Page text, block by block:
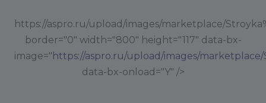
https://aspro.ru/upload/images/marketplace/
border="0" width="800" height="117" data-bx-
image=" https://aspro.ru/upload/images/
data-bx-onload="Y" />